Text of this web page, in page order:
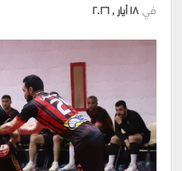
في 18 أيار , 2026